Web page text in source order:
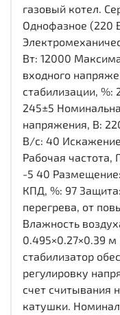
газовый котел.
Однофазное (220
Вт: 12000
входного
стабилизации, %:
245±5
напряжения, В:
В/с: 40
Рабочая частота,
-5 40
КПД, %: 97
перегрева, от
Влажность
0.495×0.27×0.39 м
стабилизатор
регулировку
счет считывания
катушки.